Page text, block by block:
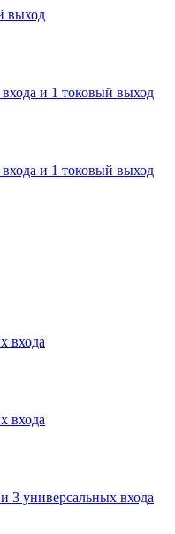
выход
и 1 токовый выход
и 1 токовый выход
входа
входа
3 универсальных входа